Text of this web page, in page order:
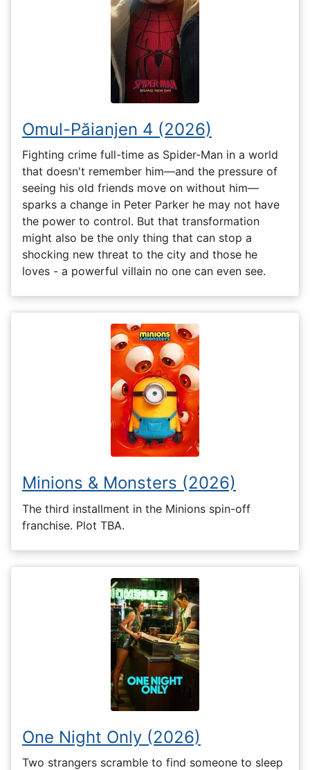
Omul-Păianjen 4 (2026)
Fighting crime full-time as Spider-Man in a world
that doesn't remember him—and the pressure of
seeing his old friends move on without him—
sparks a change in Peter Parker he may not have
the power to control. But that transformation
might also be the only thing that can stop a
shocking new threat to the city and those he
loves - a powerful villain no one can even see.
Minions & Monsters (2026)
The third installment in the Minions spin-off
franchise. Plot TBA.
One Night Only (2026)
Two strangers scramble to find someone to sleep